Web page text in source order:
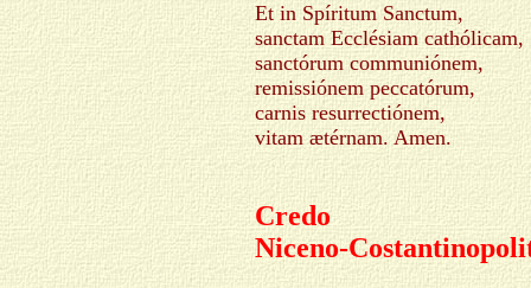
Et in Spíritum Sanctum,
sanctam Ecclésiam cathólicam,
sanctórum communiónem,
remissiónem peccatórum,
carnis resurrectiónem,
vitam ætérnam. Amen.
Credo
Niceno-